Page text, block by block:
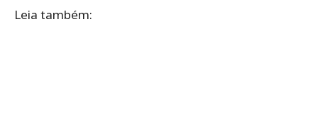
Leia também: